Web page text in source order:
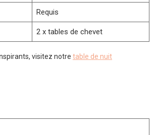
Requis
2 x tables de chevet
visitez notre table de nuit